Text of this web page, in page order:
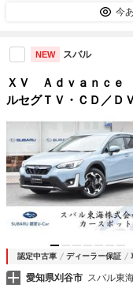
今
NEW スバル
ＸＶ Ａｄｖａｎｃｅ
ルセグＴＶ・ＣＤ／Ｄ
ーディオ・Ａｐｐｌｅ
ｏ対応・フロント／サ
ライブレコーダー
認定中古車 ディーラー保証
愛知県刈谷市 スバル東